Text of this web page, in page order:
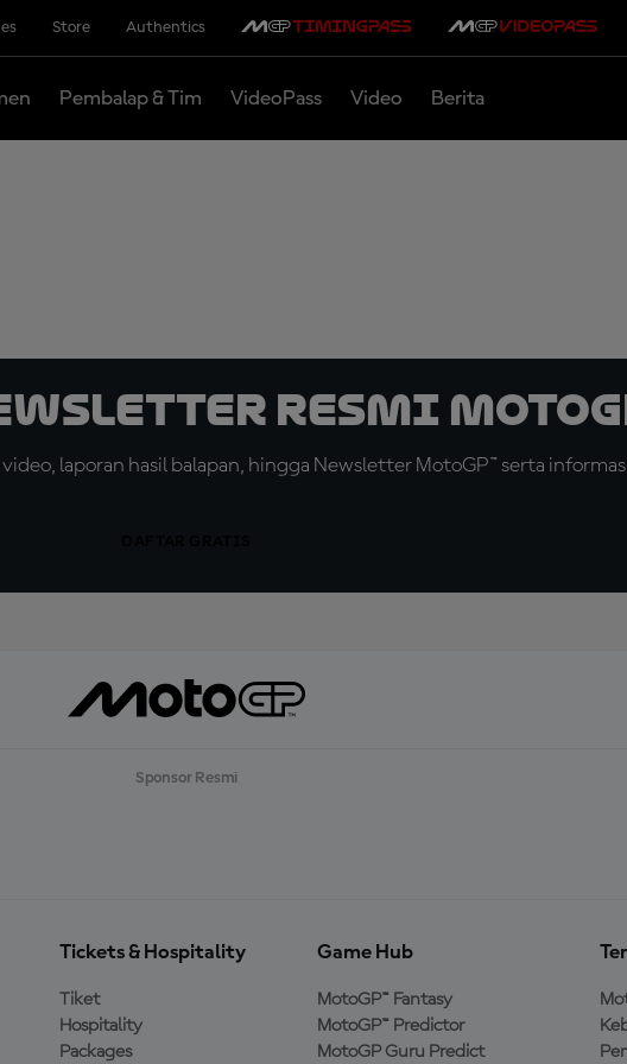
Store Authentics
Pembalap & Tim VideoPass Video Berita
Resmi
laporan hasil balapan, hingga Newsletter MotoGP™ serta
Sponsor Resmi
Tickets & Hospitality
Tiket
Hospitality
Packages
Game Hub
MotoGP™ Fantasy
MotoGP™ Predictor
MotoGP Guru Predict